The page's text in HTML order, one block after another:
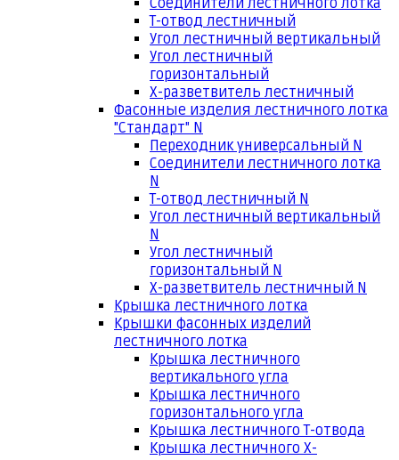
Соединители лестничного лотка
Т-отвод лестничный
Угол лестничный вертикальный
Угол лестничный
горизонтальный
Х-разветвитель лестничный
Фасонные изделия лестничного лотка
"Стандарт" N
Переходник универсальный N
Соединители лестничного лотка
N
Т-отвод лестничный N
Угол лестничный вертикальный
N
Угол лестничный
горизонтальный N
Х-разветвитель лестничный N
Крышка лестничного лотка
Крышки фасонных изделий
лестничного лотка
Крышка лестничного
вертикального угла
Крышка лестничного
горизонтального угла
Крышка лестничного Т-отвода
Крышка лестничного Х-